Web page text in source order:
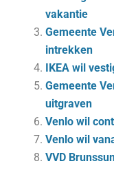
vakantie
Gemeente
intrekken
IKEA wil
Gemeente
uitgraven
Venlo wil
Venlo wil
VVD